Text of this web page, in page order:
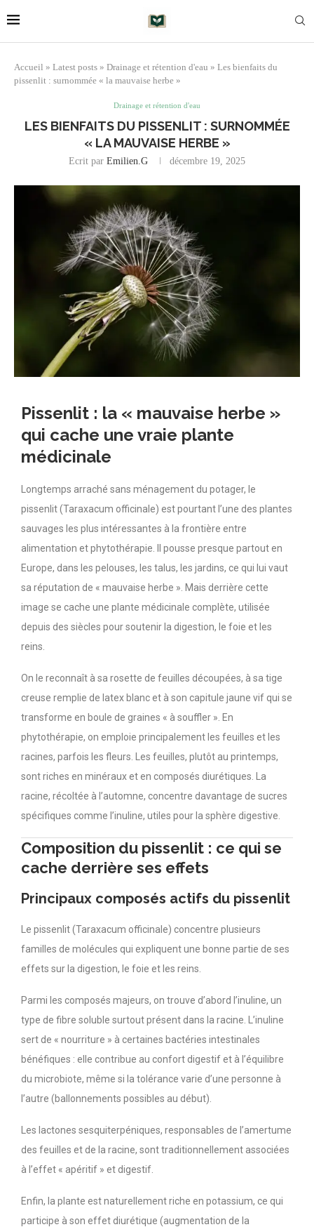
Accueil » Latest posts » Drainage et rétention d'eau » Les bienfaits du
pissenlit : surnommée « la mauvaise herbe »
Drainage et rétention d'eau
LES BIENFAITS DU PISSENLIT : SURNOMMÉE
« LA MAUVAISE HERBE »
Ecrit par Emilien.G décembre 19, 2025
Pissenlit : la « mauvaise herbe »
qui cache une vraie plante
médicinale
Longtemps arraché sans ménagement du potager, le
pissenlit (Taraxacum officinale) est pourtant l’une des plantes
sauvages les plus intéressantes à la frontière entre
alimentation et phytothérapie. Il pousse presque partout en
Europe, dans les pelouses, les talus, les jardins, ce qui lui vaut
sa réputation de « mauvaise herbe ». Mais derrière cette
image se cache une plante médicinale complète, utilisée
depuis des siècles pour soutenir la digestion, le foie et les
reins.
On le reconnaît à sa rosette de feuilles découpées, à sa tige
creuse remplie de latex blanc et à son capitule jaune vif qui se
transforme en boule de graines « à souffler ». En
phytothérapie, on emploie principalement les feuilles et les
racines, parfois les fleurs. Les feuilles, plutôt au printemps,
sont riches en minéraux et en composés diurétiques. La
racine, récoltée à l’automne, concentre davantage de sucres
spécifiques comme l’inuline, utiles pour la sphère digestive.
Composition du pissenlit : ce qui se
cache derrière ses effets
Principaux composés actifs du pissenlit
Le pissenlit (Taraxacum officinale) concentre plusieurs
familles de molécules qui expliquent une bonne partie de ses
effets sur la digestion, le foie et les reins.
Parmi les composés majeurs, on trouve d’abord l’inuline, un
type de fibre soluble surtout présent dans la racine. L’inuline
sert de « nourriture » à certaines bactéries intestinales
bénéfiques : elle contribue au confort digestif et à l’équilibre
du microbiote, même si la tolérance varie d’une personne à
l’autre (ballonnements possibles au début).
Les lactones sesquiterpéniques, responsables de l’amertume
des feuilles et de la racine, sont traditionnellement associées
à l’effet « apéritif » et digestif.
Enfin, la plante est naturellement riche en potassium, ce qui
participe à son effet diurétique (augmentation de la